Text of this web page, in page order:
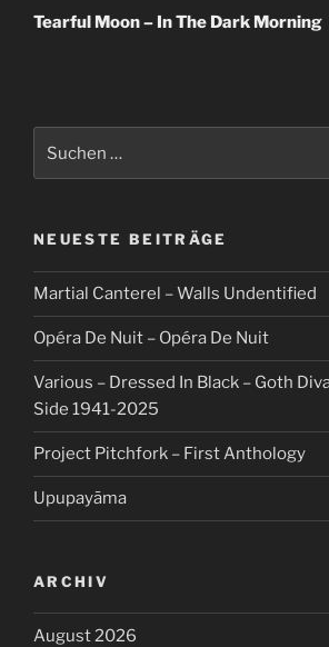
Beitrag
Tearful Moon – In The Dark Morning
nach:
NEUESTE BEITRÄGE
Martial Canterel – Walls Undentified
Opéra De Nuit – Opéra De Nuit
Various – Dressed In Black – Goth
Side 1941-2025
Project Pitchfork – First Anthology
Upupayāma
ARCHIV
August 2026